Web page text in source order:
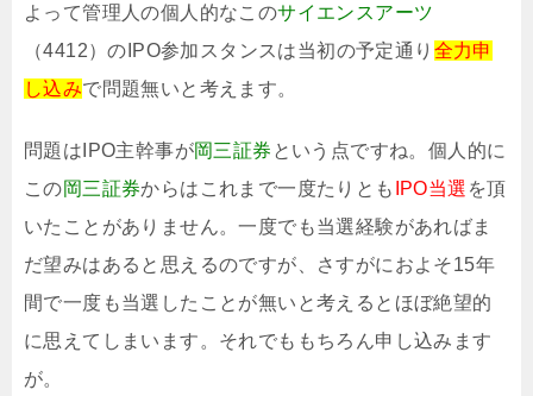
よって管理人の個人的なこのサイエンスアーツ
（4412）のIPO参加スタンスは当初の予定通り 全力申
し込みで問題無いと考えます。
問題はIPO主幹事が岡三証券 という点ですね。個人的に
この岡三証券からはこれまで一度たりとも IPO当選 を頂
いたことがありません。一度でも当選経験があればま
だ望みはあると思えるのですが、さすがにおよそ15年
間で一度も当選したことが無いと考えるとほぼ絶望的
に思えてしまいます。それでももちろん申し込みます
が。